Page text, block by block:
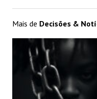
Mais de Decisões &